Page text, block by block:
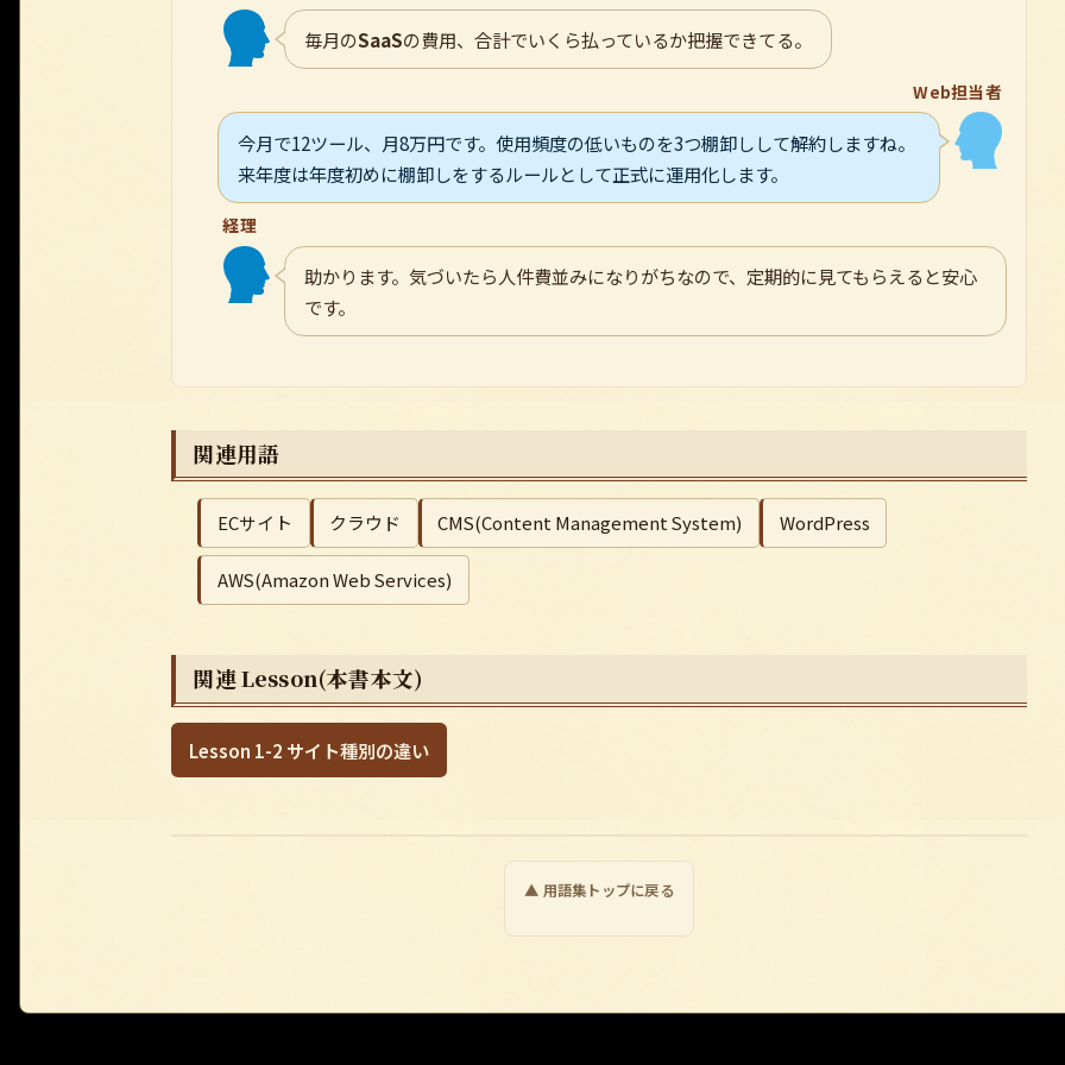
毎月のSaaSの費用、合計でいくら払っているか把握できてる。
Web担当者
今月で12ツール、月8万円です。使用頻度の低いものを3つ棚卸しして解約しますね。
来年度は年度初めに棚卸しをするルールとして正式に運用化します。
経理
助かります。気づいたら人件費並みになりがちなので、定期的に見てもらえると安心
です。
関連用語
ECサイト クラウド CMS(Content Management System) WordPress
AWS(Amazon Web Services)
関連 Lesson(本書本文)
Lesson 1-2 サイト種別の違い
▲ 用語集トップに戻る